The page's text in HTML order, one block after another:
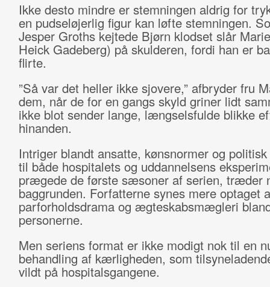
Ikke desto mindre er stemningen aldrig for
en pudseløjerlig figur kan løfte stemningen.
Jesper Groths kejtede Bjørn klodset slår
Heick Gadeberg) på skulderen, fordi han er
flirte.
”Så var det heller ikke sjovere,” afbryder fru
dem, når de for en gangs skyld griner lidt
ikke blot sender lange, længselsfulde blikke
hinanden.
Intriger blandt ansatte, kønsnormer og
til både hospitalets og uddannelsens
prægede de første sæsoner af serien, træder
baggrunden. Forfatterne synes mere optaget
parforholdsdrama og ægteskabsmægleri
personerne.
Men seriens format er ikke modigt nok til en
behandling af kærligheden, som
vildt på hospitalsgangene.